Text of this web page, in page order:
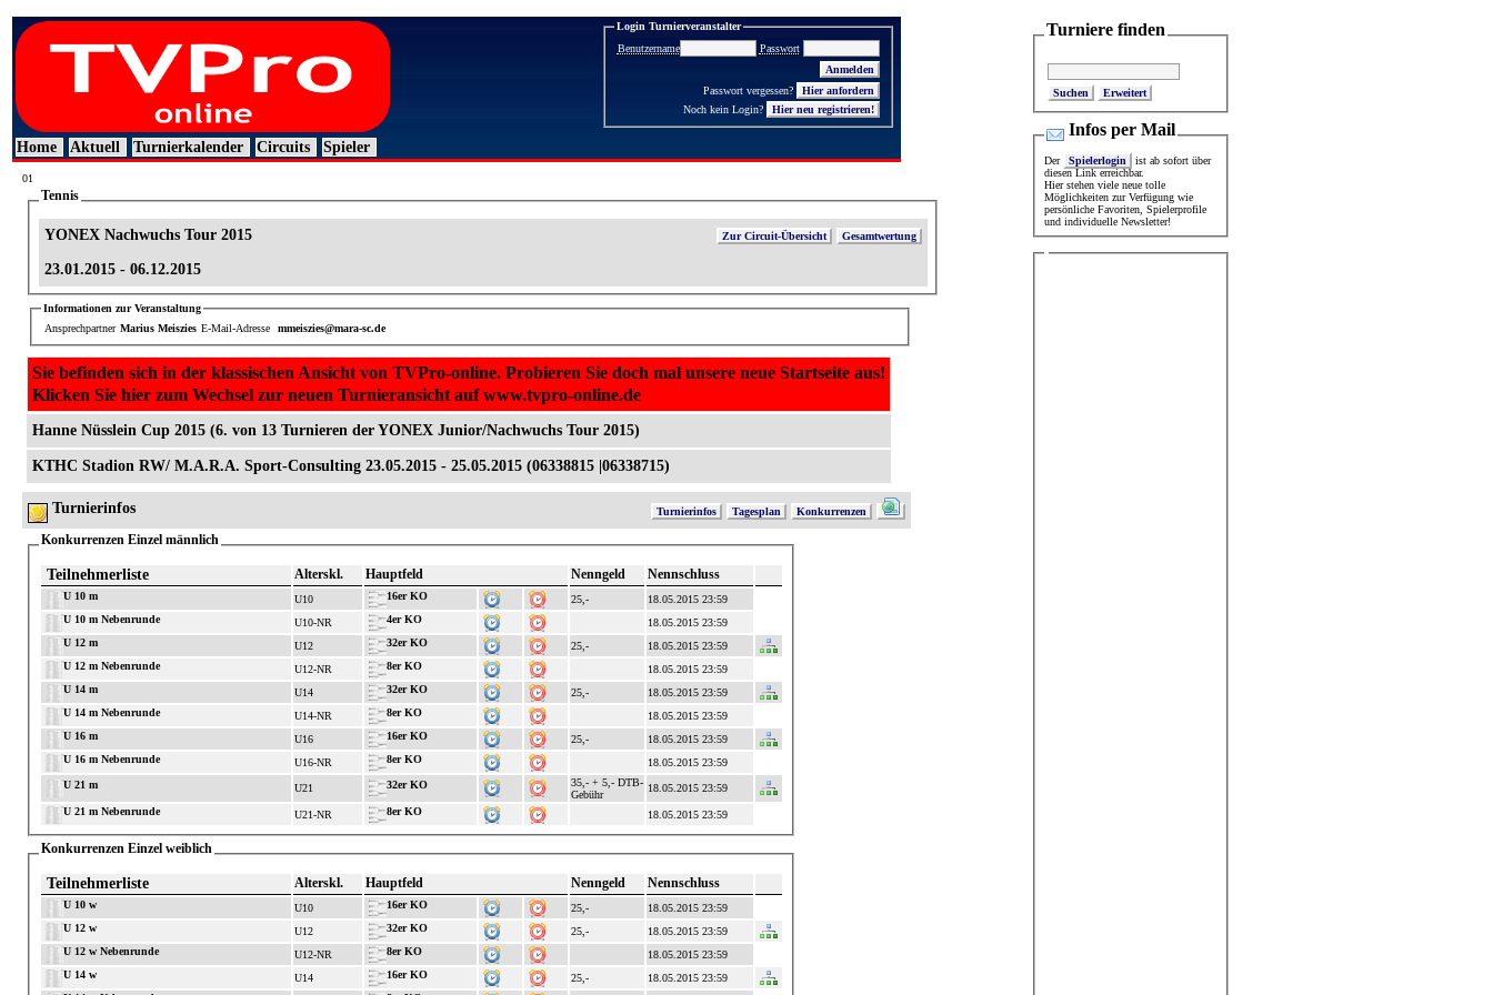
Login Turnierveranstalter
Benutzername
Passwort
Passwort vergessen?
Noch kein Login?
Hier neu registrieren!
Home Aktuell Turnierkalender Circuits Spieler
01
Tennis
YONEX Nachwuchs Tour 2015 Zur Circuit-Übersicht Gesamtwertung
23.01.2015 - 06.12.2015
Informationen zur Veranstaltung
Ansprechpartner Marius Meiszies E-Mail-Adresse mmeiszies@mara-sc.de
Sie befinden sich in der klassischen Ansicht von TVPro-online. Probieren Sie doch mal unsere neue Startseite aus!
Klicken Sie hier zum Wechsel zur neuen Turnieransicht auf www.tvpro-online.de
Hanne Nüsslein Cup 2015 (6. von 13 Turnieren der YONEX Junior/Nachwuchs Tour 2015)
KTHC Stadion RW/ M.A.R.A. Sport-Consulting 23.05.2015 - 25.05.2015 (06338815 |06338715)
Turnierinfos Turnierinfos Tagesplan Konkurrenzen
Konkurrenzen Einzel männlich
Teilnehmerliste Alterskl. Hauptfeld Nenngeld Nennschluss
U 10 m U10 16er KO 25,-
18.05.2015 23:59
U 10 m Nebenrunde
U10-NR 4er KO
18.05.2015 23:59
U 12 m
U12 32er KO 25,-
18.05.2015 23:59
U 12 m Nebenrunde
U12-NR 8er KO
18.05.2015 23:59
U 14 m
U14 32er KO 25,-
18.05.2015 23:59
U 14 m Nebenrunde
U14-NR 8er KO
18.05.2015 23:59
U 16 m
U16 16er KO 25,-
18.05.2015 23:59
U 16 m Nebenrunde
U16-NR 8er KO
18.05.2015 23:59
U 21 m
U21 32er KO
35,- + 5,- DTB-
Gebühr
18.05.2015 23:59
U 21 m Nebenrunde
U21-NR 8er KO 18.05.2015 23:59
Konkurrenzen Einzel weiblich
Teilnehmerliste Alterskl. Hauptfeld Nenngeld Nennschluss
U 10 w U10 16er KO 25,-
18.05.2015 23:59
U 12 w
U12 32er KO 25,-
18.05.2015 23:59
U 12 w Nebenrunde
U12-NR 8er KO
18.05.2015 23:59
U 14 w
U14 16er KO 25,-
18.05.2015 23:59
Turniere finden
Erweitert
Infos per Mail
Der Spielerlogin
ist ab sofort über
diesen Link erreichbar.
Hier stehen viele neue tolle
Möglichkeiten zur Verfügung wie
persönliche Favoriten, Spielerprofile
und individuelle Newsletter!